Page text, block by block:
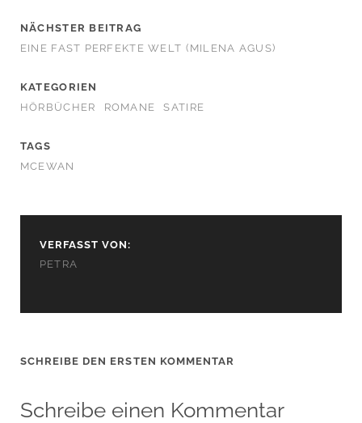
NÄCHSTER BEITRAG
EINE FAST PERFEKTE WELT (MILENA AGUS)
KATEGORIEN
HÖRBÜCHER
ROMANE SATIRE
TAGS
MCEWAN
VERFASST VON:
PETRA
SCHREIBE DEN ERSTEN KOMMENTAR
Schreibe einen Kommentar